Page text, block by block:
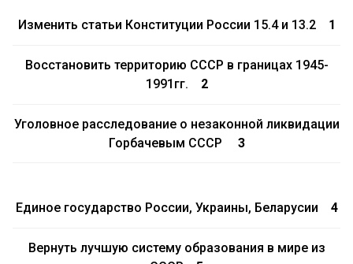
Изменить статьи Конституции России 15.4 и 13.2 1
Восстановить территорию СССР в границах 1945-
1991гг.
2
Уголовное расследование о незаконной ликвидации
Горбачевым СССР
3
Единое государство России, Украины, Беларусии 4
Вернуть лучшую систему образования в мире из